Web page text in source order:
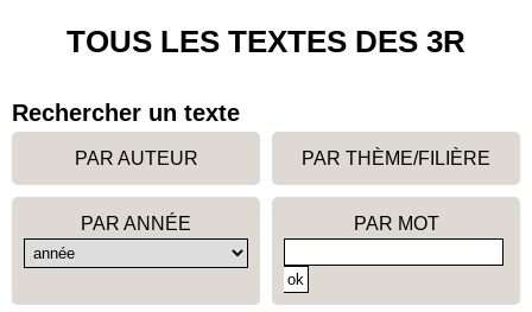
TOUS LES TEXTES DES 3R
Rechercher un texte
PAR AUTEUR PAR THÈME/FILIÈRE
PAR ANNÉE PAR MOT